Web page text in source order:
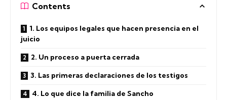
Contents
1. Los equipos legales que hacen presencia en el
juicio
2. Un proceso a puerta cerrada
3. Las primeras declaraciones de los testigos
4. Lo que dice la familia de Sancho